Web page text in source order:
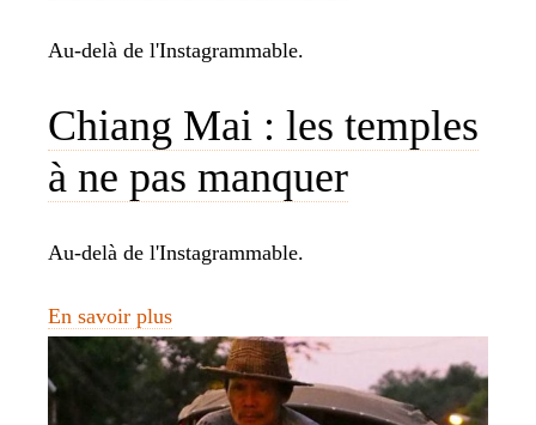
Au-delà de l'Instagrammable.
Chiang Mai : les temples
à ne pas manquer
Au-delà de l'Instagrammable.
En savoir plus